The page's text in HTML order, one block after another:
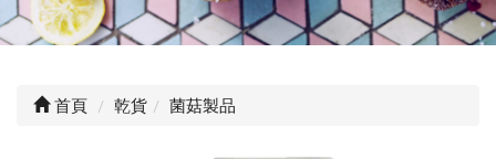
首頁 乾貨 菌菇製品